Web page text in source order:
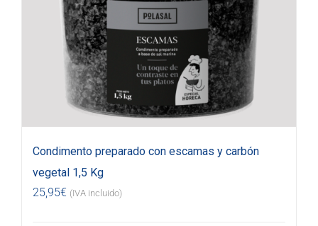
Condimento preparado con escamas y carbón
vegetal 1,5 Kg
25,95€ (IVA incluido)